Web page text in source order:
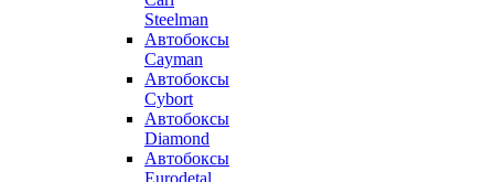
Steelman
Автобоксы
Cayman
Автобоксы
Cybort
Автобоксы
Diamond
Автобоксы
Eurodetal